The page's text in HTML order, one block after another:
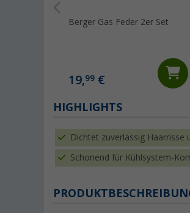
Berger Gas Feder 2er Set
19,99 €
HIGHLIGHTS
Dichtet zuverlässig Haarrisse
Schonend für Kühlsystem-